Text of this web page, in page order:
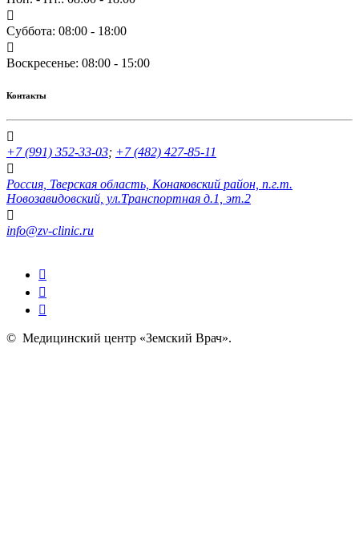
Суббота: 08:00 - 18:00
Воскресенье: 08:00 - 15:00
Контакты
+7 (991) 352-33-03; +7 (482) 427-85-11
Россия, Тверская область, Конаковский район, п.г.т.
Новозавидовский, ул.Транспортная д.1, эт.2
info@zv-clinic.ru
© Медицинский центр «Земский Врач».